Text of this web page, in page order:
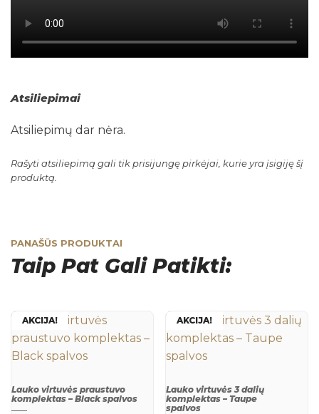
Atsiliepimai
Atsiliepimų dar nėra.
Rašyti atsiliepimą gali tik prisijungę pirkėjai, kurie yra įsigiję šį
produktą.
PANAŠŪS PRODUKTAI
Taip Pat Gali Patikti:
AKCIJA!
Lauko virtuvės praustuvo
komplektas – Black spalvos
AKCIJA!
Lauko virtuvės 3 dalių
komplektas – Taupe
spalvos